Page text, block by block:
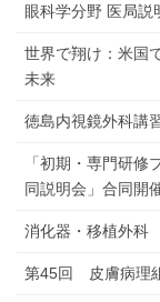
眼科学分野 医局説
世界で翔け：米国
未来
徳島内視鏡外科講
「初期・専門研
同説明会」合同開
消化器・移植外科
第45回 皮膚病理